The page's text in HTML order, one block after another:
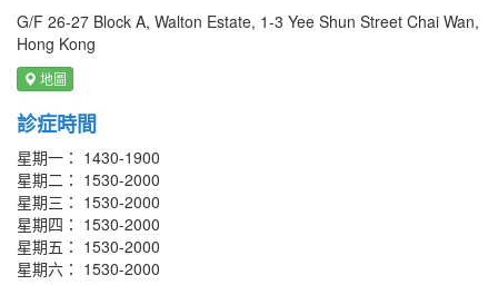
G/F 26-27 Block A, Walton Estate, 1-3 Yee Shun Street Chai Wan,
Hong Kong
地圖
診症時間
星期一： 1430-1900
星期二： 1530-2000
星期三： 1530-2000
星期四： 1530-2000
星期五： 1530-2000
星期六： 1530-2000